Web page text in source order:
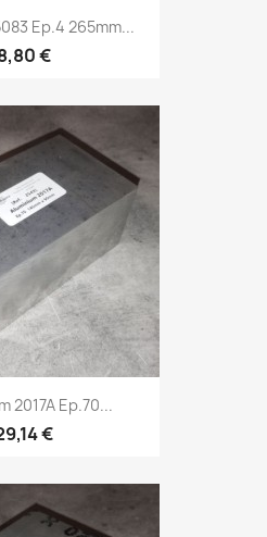
Ep.4 265mm...
€
2017A Ep.70...
€